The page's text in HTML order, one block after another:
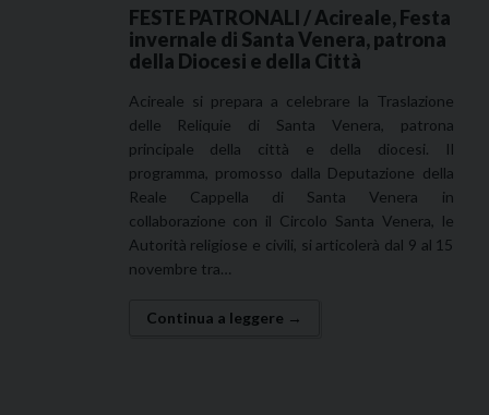
FESTE PATRONALI / Acireale, Festa
invernale di Santa Venera, patrona
della Diocesi e della Città
Acireale si prepara a celebrare la Traslazione
delle Reliquie di Santa Venera, patrona
principale della città e della diocesi. Il
programma, promosso dalla Deputazione della
Reale Cappella di Santa Venera in
collaborazione con il Circolo Santa Venera, le
Autorità religiose e civili, si articolerà dal 9 al 15
novembre tra…
Continua a leggere →